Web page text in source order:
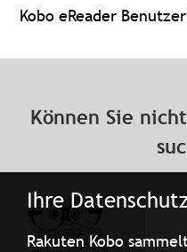
Ihre
Rakuten Kobo
Kobo eReader
Können Sie